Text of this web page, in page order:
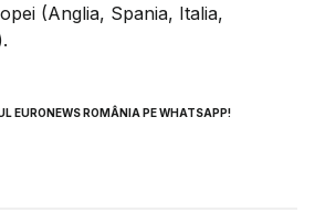
(Anglia, Spania, Italia,
EURONEWS ROMÂNIA PE WHATSAPP!